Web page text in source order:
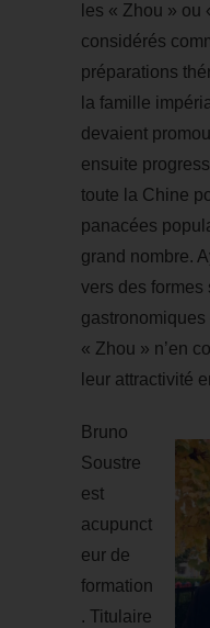
les « Zhou » ou
considérés
préparations
la famille
devaient
ensuite
toute la Chine
panacées
grand nombre.
vers des formes
« Zhou » n’en
leur attractivité
Bruno
Soustre
est
acupunct
eur de
formation
. Titulaire